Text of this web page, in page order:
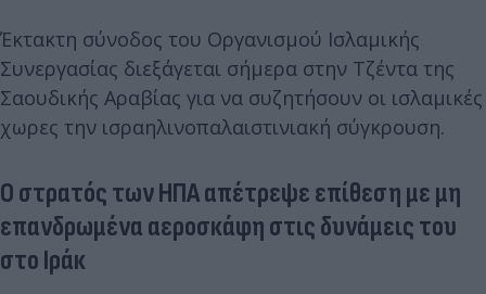
Έκτακτη σύνοδος του Οργανισμού Ισλαμικής
Συνεργασίας διεξάγεται σήμερα στην Τζέντα της
Σαουδικής Αραβίας για να συζητήσουν οι ισλαμικές
χωρες την ισραηλινοπαλαιστινιακή σύγκρουση.
Ο στρατός των ΗΠΑ απέτρεψε επίθεση με μη
επανδρωμένα αεροσκάφη στις δυνάμεις του
στο Ιράκ